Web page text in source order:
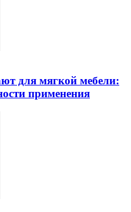
для мягкой мебели:
применения